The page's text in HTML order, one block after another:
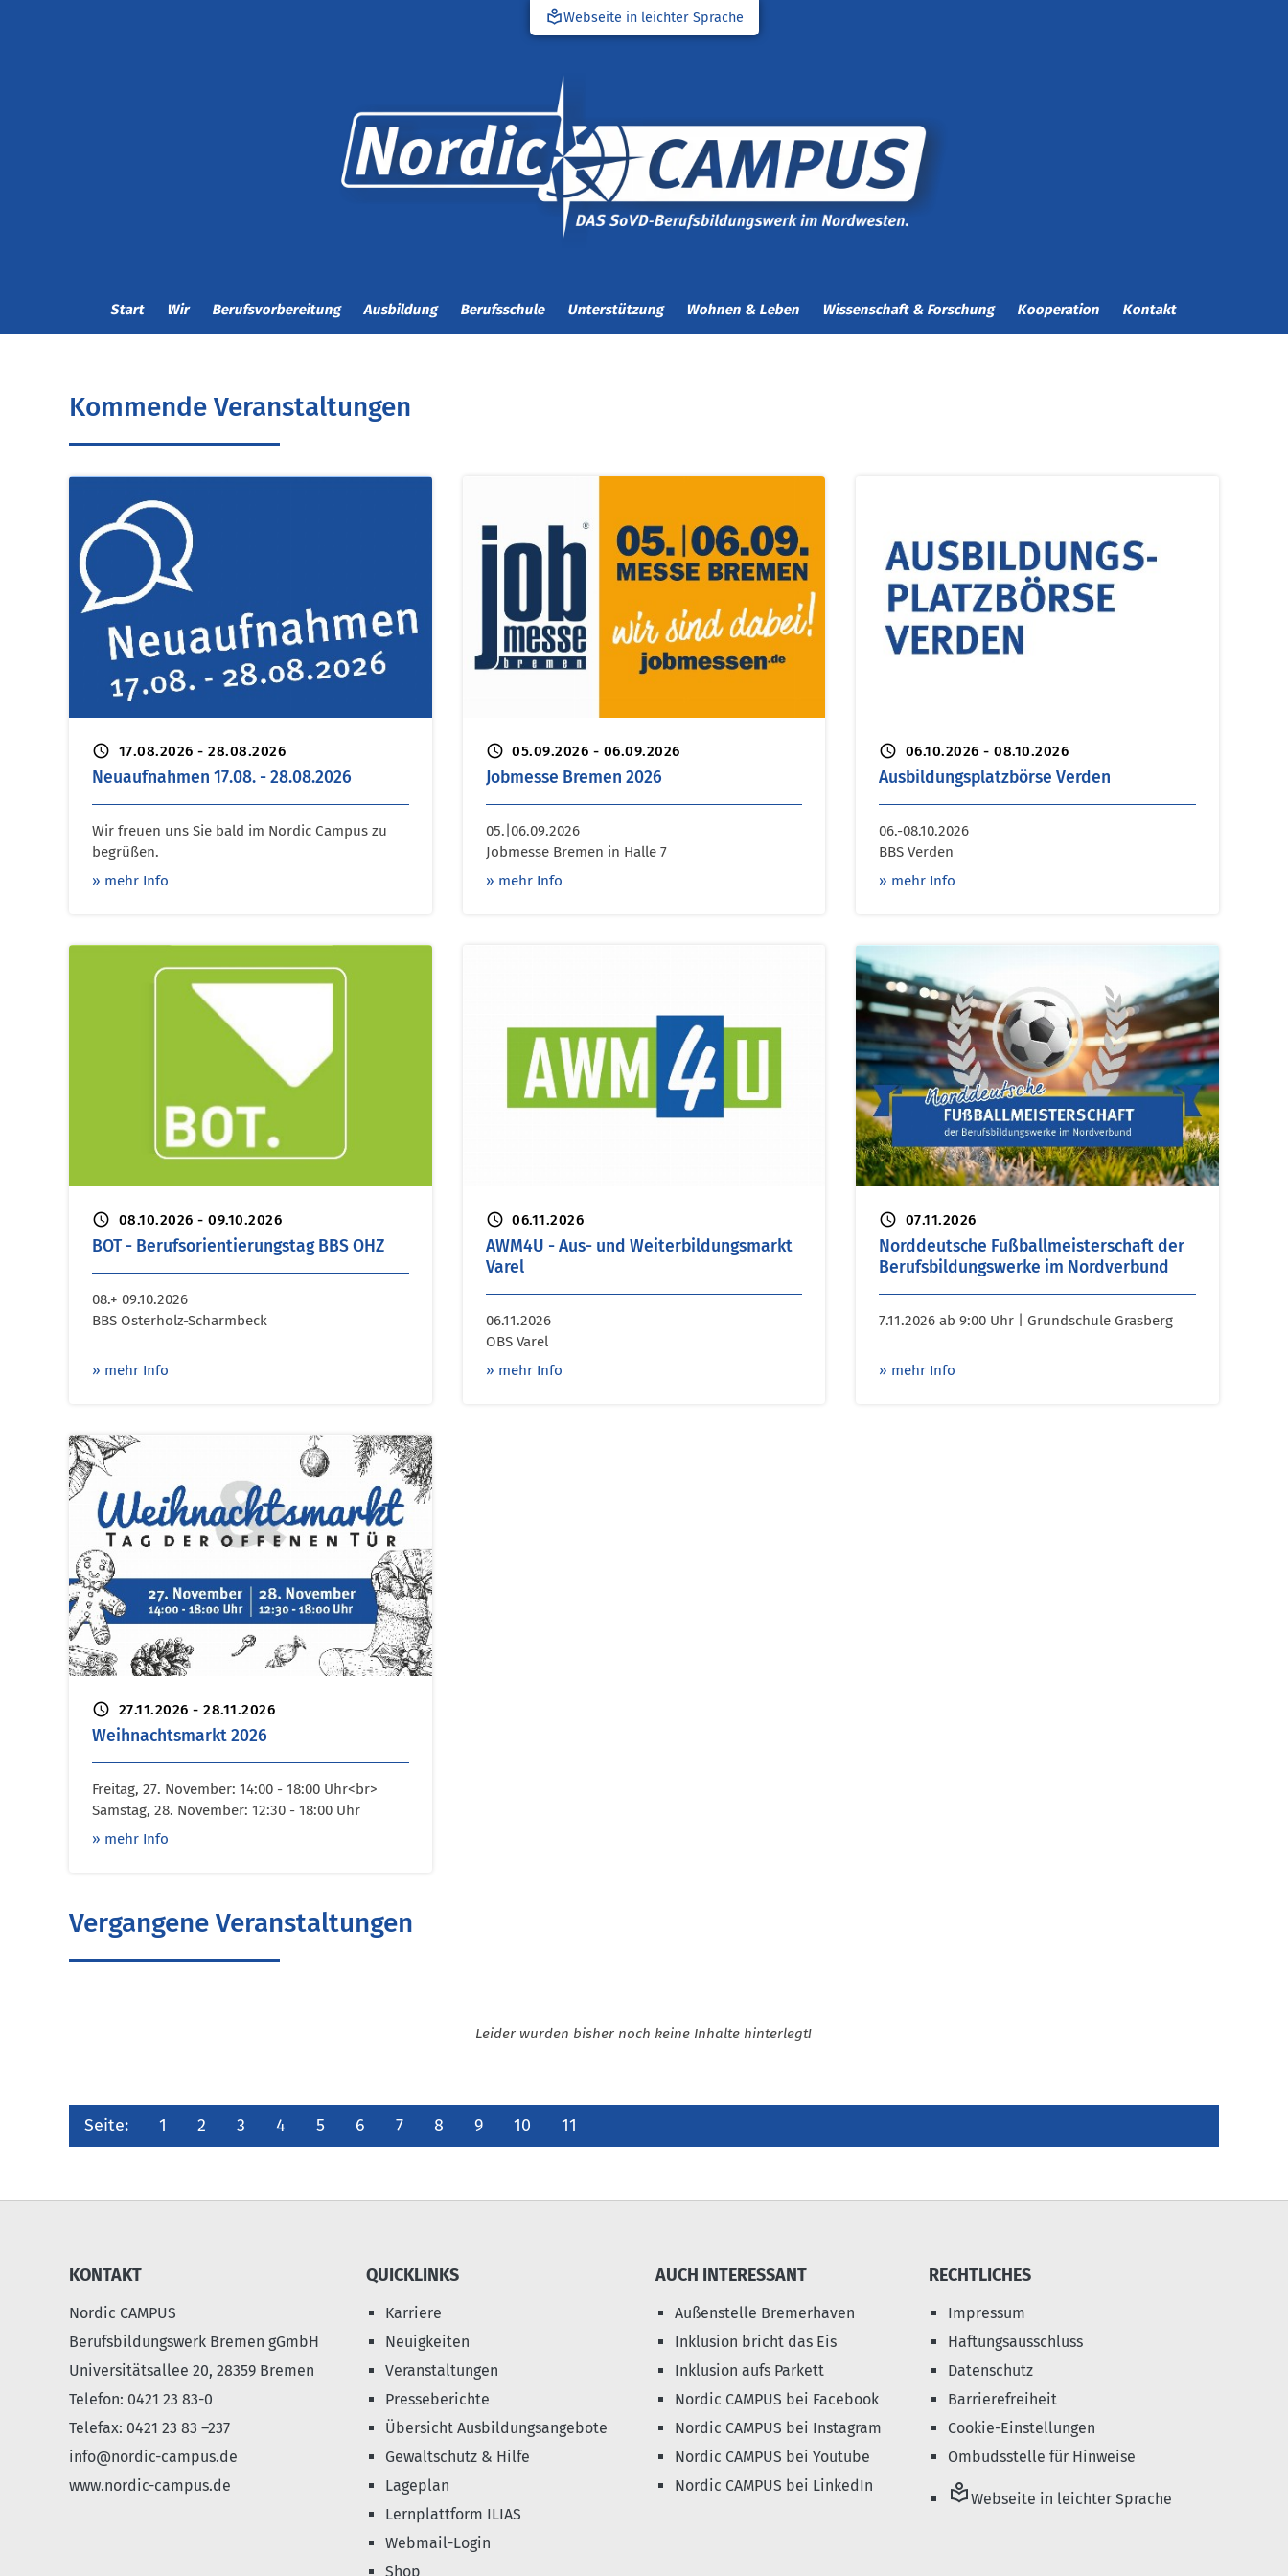
local_libraryWebseite in leichter Sprache
Start Wir Berufsvorbereitung Ausbildung Berufsschule Unterstützung Wohnen & Leben Wissenschaft & Forschung Kooperation Kontakt
Kommende Veranstaltungen
schedule 17.08.2026 - 28.08.2026
Neuaufnahmen 17.08. - 28.08.2026
Wir freuen uns Sie bald im Nordic Campus zu
begrüßen.
» mehr Info
schedule 05.09.2026 - 06.09.2026
Jobmesse Bremen 2026
05.|06.09.2026
Jobmesse Bremen in Halle 7
» mehr Info
schedule 06.10.2026 - 08.10.2026
Ausbildungsplatzbörse Verden
06.-08.10.2026
BBS Verden
» mehr Info
schedule 08.10.2026 - 09.10.2026
BOT - Berufsorientierungstag BBS OHZ
08.+ 09.10.2026
BBS Osterholz-Scharmbeck
» mehr Info
schedule 06.11.2026
AWM4U - Aus- und Weiterbildungsmarkt
Varel
06.11.2026
OBS Varel
» mehr Info
schedule 07.11.2026
Norddeutsche Fußballmeisterschaft der
Berufsbildungswerke im Nordverbund
7.11.2026 ab 9:00 Uhr | Grundschule Grasberg
» mehr Info
schedule 27.11.2026 - 28.11.2026
Weihnachtsmarkt 2026
Freitag, 27. November: 14:00 - 18:00 Uhr<br>
Samstag, 28. November: 12:30 - 18:00 Uhr
» mehr Info
Vergangene Veranstaltungen
Leider wurden bisher noch keine Inhalte hinterlegt!
Seite: 1 2 3 4 5 6 7 8 9 10 11
KONTAKT
Nordic CAMPUS
Berufsbildungswerk Bremen gGmbH
Universitätsallee 20, 28359 Bremen
Telefon: 0421 23 83-0
Telefax: 0421 23 83 –237
info@nordic-campus.de
www.nordic-campus.de
QUICKLINKS
Karriere
Neuigkeiten
Veranstaltungen
Presseberichte
Übersicht Ausbildungsangebote
Gewaltschutz & Hilfe
Lageplan
Lernplattform ILIAS
Webmail-Login
Shop
AUCH INTERESSANT
Außenstelle Bremerhaven
Inklusion bricht das Eis
Inklusion aufs Parkett
Nordic CAMPUS bei Facebook
Nordic CAMPUS bei Instagram
Nordic CAMPUS bei Youtube
Nordic CAMPUS bei LinkedIn
RECHTLICHES
Impressum
Haftungsausschluss
Datenschutz
Barrierefreiheit
Cookie-Einstellungen
Ombudsstelle für Hinweise
local_libraryWebseite in leichter Sprache